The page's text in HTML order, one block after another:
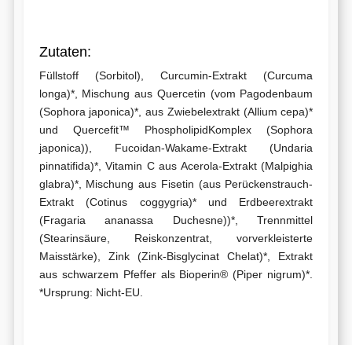
Zutaten:
Füllstoff (Sorbitol), Curcumin-Extrakt (Curcuma
longa)*, Mischung aus Quercetin (vom Pagodenbaum
(Sophora japonica)*, aus Zwiebelextrakt (Allium cepa)*
und Quercefit™ PhospholipidKomplex (Sophora
japonica)), Fucoidan‑Wakame-Extrakt (Undaria
pinnatifida)*, Vitamin C aus Acerola-Extrakt (Malpighia
glabra)*, Mischung aus Fisetin (aus Perückenstrauch-
Extrakt (Cotinus coggygria)* und Erdbeerextrakt
(Fragaria ananassa Duchesne))*, Trennmittel
(Stearinsäure, Reiskonzentrat, vorverkleisterte
Maisstärke), Zink (Zink-Bisglycinat Chelat)*, Extrakt
aus schwarzem Pfeffer als Bioperin® (Piper nigrum)*.
*Ursprung: Nicht-EU.